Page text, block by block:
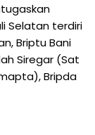
Selatan terdiri
Briptu Bani
Siregar (Sat
Bripda